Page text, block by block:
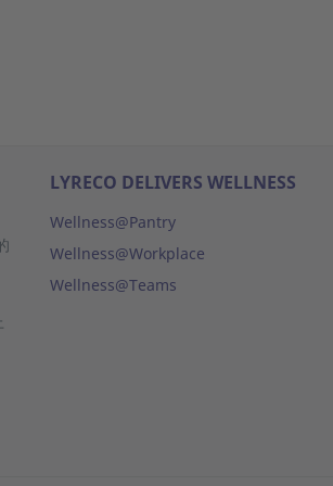
LYRECO DELIVERS WELLNESS
Wellness@Pantry
Wellness@Workplace
Wellness@Teams